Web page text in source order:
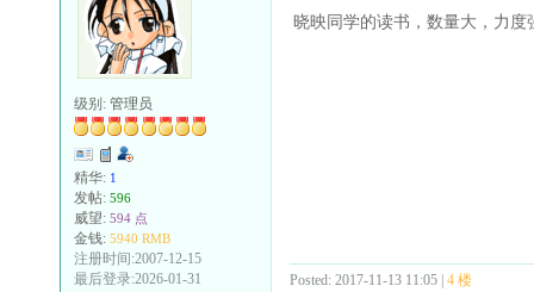
级别: 管理员
精华: 1
发帖: 596
威望: 594 点
金钱: 5940 RMB
注册时间:2007-12-15
最后登录:2026-01-31
晓映同学的读书，数量大，力
Posted: 2017-11-13 11:05 | 4 楼